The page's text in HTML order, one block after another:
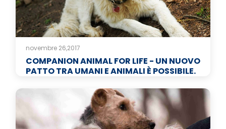
novembre 26,2017
COMPANION ANIMAL FOR LIFE - UN NUOVO
PATTO TRA UMANI E ANIMALI È POSSIBILE.